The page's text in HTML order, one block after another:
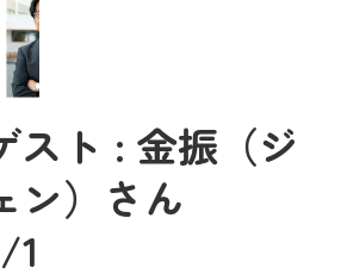
スト : 金振（ジ
ン）さん
1